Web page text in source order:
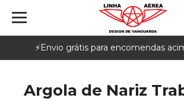
⚡️Envio grátis para encomendas
Argola de Nariz